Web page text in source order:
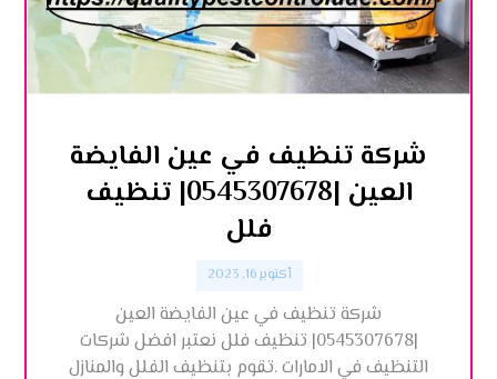
شركة تنظيف في عين الفايضة
العين |0545307678| تنظيف
فلل
أكتوبر 16, 2023
شركة تنظيف في عين الفايضة العين
|0545307678| تنظيف فلل نعتبر افضل شركات
التنظيف في الامارات .تقوم بتنظيف الفلل والمنازل